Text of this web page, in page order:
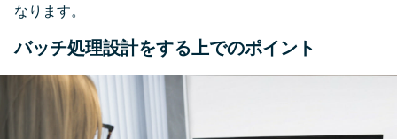
なります。
バッチ処理設計をする上でのポイント